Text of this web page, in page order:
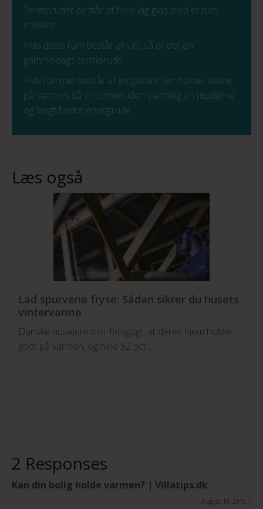
Termoruder består af flere lag glas med et rum
imellem.
Hvis dette rum består af luft, så er det en
gammeldags termorude.
Hvis rummet består af en gasart, der holder bedre
på varmen, så er termoruden samtidig en moderne
og langt bedre energirude.
Læs også
Lad spurvene fryse: Sådan sikrer du husets
vintervarme
Danske husejere tror fejlagtigt, at deres hjem holder
godt på varmen, og hele 92 pct....
2 Responses
Kan din bolig holde varmen? | Villatips.dk
august 19, 2015